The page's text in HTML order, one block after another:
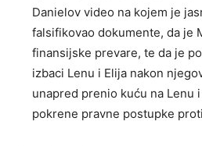
Danielov video na kojem je
falsifikovao dokumente, da je
finansijske prevare, te da je
izbaci Lenu i Elija nakon
unapred prenio kuću na Lenu
pokrene pravne postupke